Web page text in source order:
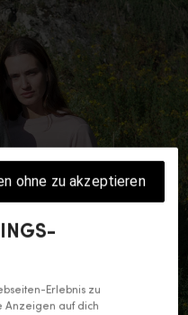
Erlebnis zu
Anzeigen auf dich
ohne zu akzeptieren